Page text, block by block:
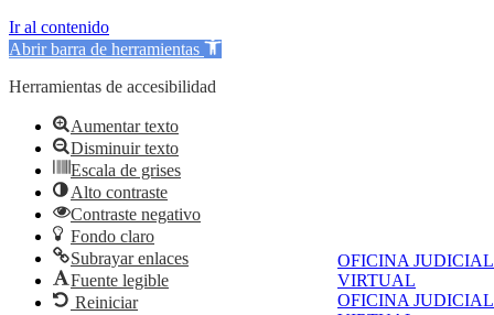
OFICINA JUDICIAL
VIRTUAL
OFICINA JUDICIAL
Ir al contenido
Abrir barra de herramientas
Herramientas de accesibilidad
Aumentar texto
Disminuir texto
Escala de grises
Alto contraste
Contraste negativo
Fondo claro
Subrayar enlaces
Fuente legible
Reiniciar